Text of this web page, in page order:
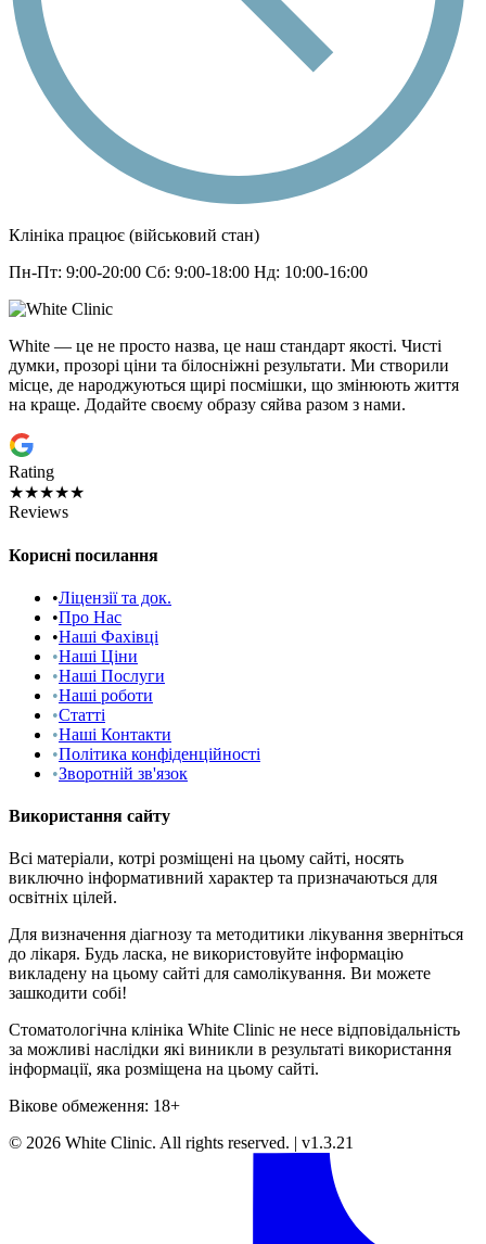
Клініка працює (військовий стан)
Пн-Пт: 9:00-20:00 Сб: 9:00-18:00 Нд: 10:00-16:00
White — це не просто назва, це наш стандарт якості. Чисті
думки, прозорі ціни та білосніжні результати. Ми створили
місце, де народжуються щирі посмішки, що змінюють життя
на краще. Додайте своєму образу сяйва разом з нами.
Rating
★★★★★
Reviews
Корисні посилання
•Ліцензії та док.
•Про Нас
•Наші Фахівці
•Наші Ціни
•Наші Послуги
•Наші роботи
•Статті
•Наші Контакти
•Політика конфіденційності
•Зворотній зв'язок
Використання сайту
Всі матеріали, котрі розміщені на цьому сайті, носять
виключно інформативний характер та призначаються для
освітніх цілей.
Для визначення діагнозу та методитики лікування зверніться
до лікаря. Будь ласка, не використовуйте інформацію
викладену на цьому сайті для самолікування. Ви можете
зашкодити собі!
Стоматологічна клініка White Clinic не несе відповідальність
за можливі наслідки які виникли в результаті використання
інформації, яка розміщена на цьому сайті.
Вікове обмеження: 18+
© 2026 White Clinic. All rights reserved. v1.3.21